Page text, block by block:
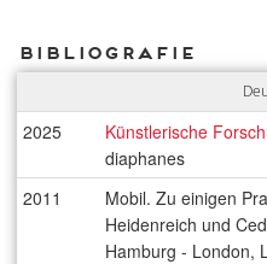
Bibliografie
2025 Künstlerische
diaphanes
2011
Mobil. Zu einigen
Heidenreich und
Hamburg - London,